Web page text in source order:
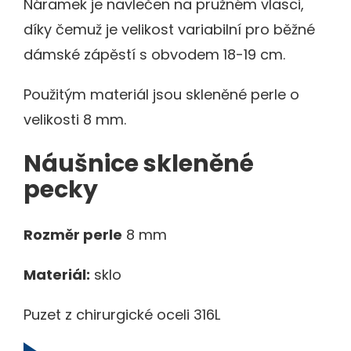
Náramek je navlečen na pružném vlasci,
díky čemuž je velikost variabilní pro běžné
dámské zápěstí s obvodem 18-19 cm.
Použitým materiál jsou skleněné perle o
velikosti 8 mm.
Náušnice skleněné
pecky
Rozměr perle 8 mm
Materiál: sklo
Puzet z chirurgické oceli 316L